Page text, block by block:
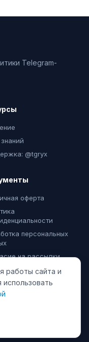
Telegram-
@tgryx
оферта
персональных
на рассылки
защищены.
работы сайта и